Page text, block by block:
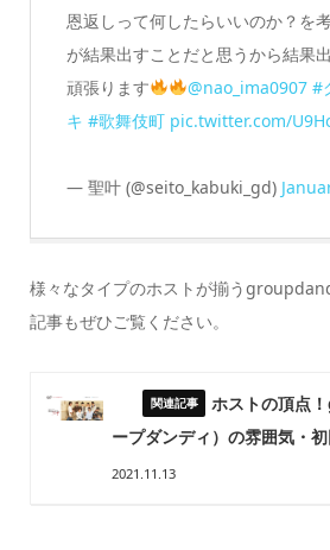
恩返しって何したらいいのか？を
が結果出すことだと思うから結果
頑張ります
@nao_ima0907 #
キ #歌舞伎町 pic.twitter.com/
— 聖叶 (@seito_kabuki_gd)
様々なタイプのホストが揃う
記事もぜひご覧ください。
ホストの頂点
ープダンディ）の雰囲気・
2021.11.13